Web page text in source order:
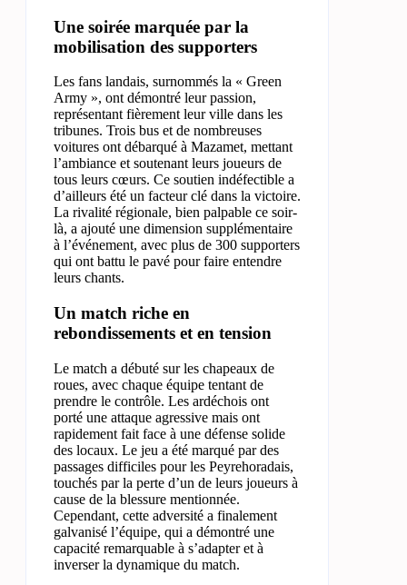
Une soirée marquée par la
mobilisation des supporters
Les fans landais, surnommés la « Green
Army », ont démontré leur passion,
représentant fièrement leur ville dans les
tribunes. Trois bus et de nombreuses
voitures ont débarqué à Mazamet, mettant
l’ambiance et soutenant leurs joueurs de
tous leurs cœurs. Ce soutien indéfectible a
d’ailleurs été un facteur clé dans la victoire.
La rivalité régionale, bien palpable ce soir-
là, a ajouté une dimension supplémentaire
à l’événement, avec plus de 300 supporters
qui ont battu le pavé pour faire entendre
leurs chants.
Un match riche en
rebondissements et en tension
Le match a débuté sur les chapeaux de
roues, avec chaque équipe tentant de
prendre le contrôle. Les ardéchois ont
porté une attaque agressive mais ont
rapidement fait face à une défense solide
des locaux. Le jeu a été marqué par des
passages difficiles pour les Peyrehoradais,
touchés par la perte d’un de leurs joueurs à
cause de la blessure mentionnée.
Cependant, cette adversité a finalement
galvanisé l’équipe, qui a démontré une
capacité remarquable à s’adapter et à
inverser la dynamique du match.